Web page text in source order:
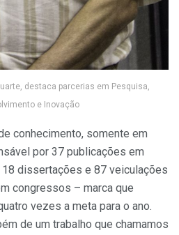
destaca parcerias em Pesquisa,
e Inovação
conhecimento, somente em
por 37 publicações em
dissertações e 87 veiculações
congressos – marca que
vezes a meta para o ano.
de um trabalho que chamamos